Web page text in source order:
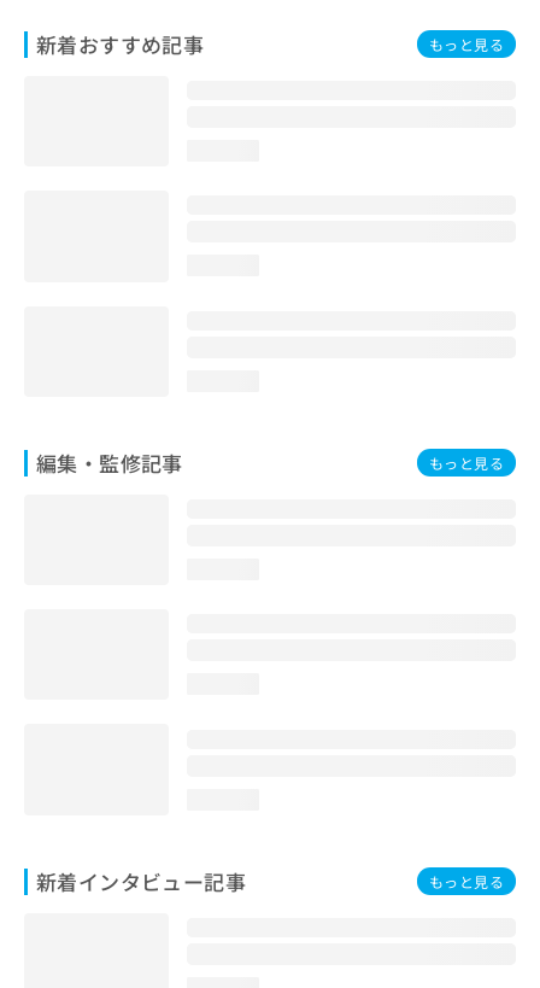
新着おすすめ記事 もっと見る
編集・監修記事 もっと見る
新着インタビュー記事 もっと見る
問